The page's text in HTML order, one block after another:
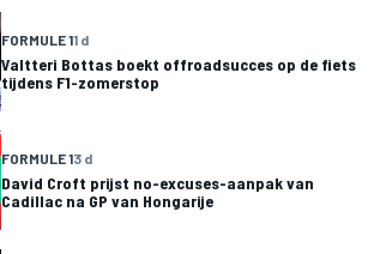
FORMULE 11 d
Valtteri Bottas boekt offroadsucces op de fiets
tijdens F1-zomerstop
FORMULE 13 d
David Croft prijst no-excuses-aanpak van
Cadillac na GP van Hongarije